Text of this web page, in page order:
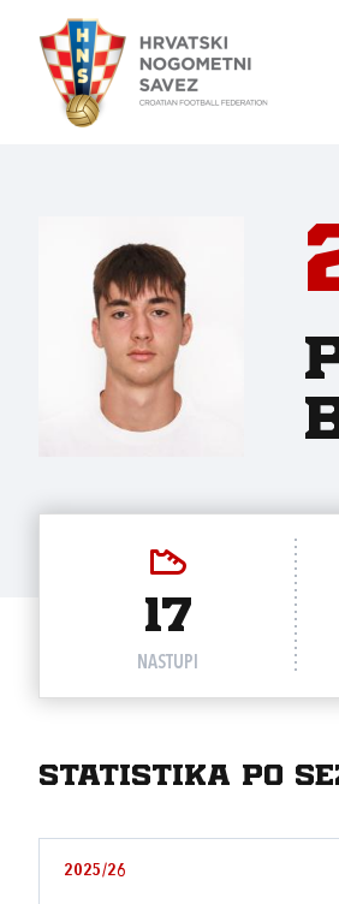
17
NASTUPI
Statistika po
2025/26